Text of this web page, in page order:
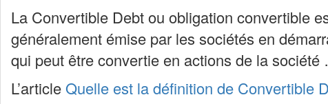
La Convertible Debt ou obligation convertible
généralement émise par les sociétés en
qui peut être convertie en actions de la
L’articleQuelle est la définition de Convertible